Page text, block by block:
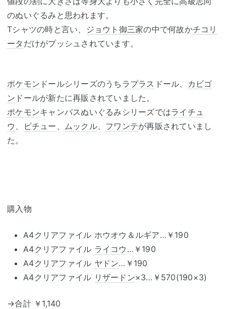
のぬいぐるみと思われます。
Tシャツの時と言い、
ジョウト御三家の中で何故かチコリ
ータ だけがプッシュされています。
ポケモン ドールシリーズのうち ラプラス ドール、
カビゴ
ン ドールが新たに再販されていました。
ポケモンキャンバスぬいぐるみシリーズではライチュ
ウ
ピチュー ムックル、 フワンテが再販されていまし
た。
購入物
A4クリアファイル ホウオウ＆ルギア…￥190
A4クリアファイル ライコウ …￥190
A4クリアファイル ヤドン…￥190
A4クリアファイル リザードン×3…￥570(190×3)
→合計 ￥1,140